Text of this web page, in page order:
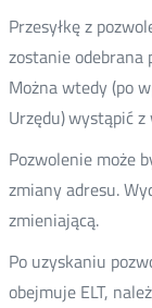
Przesyłkę z
zostanie odebrana
Można wtedy (po
Urzędu)wystąpić z
Pozwolenie może
zmiany adresu.
zmieniającą.
Po uzyskaniu
obejmuje ELT,